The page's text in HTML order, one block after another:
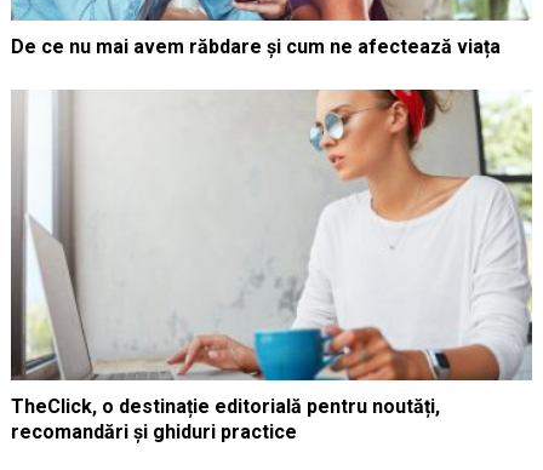
De ce nu mai avem răbdare și cum ne afectează viața
TheClick, o destinație editorială pentru noutăți,
recomandări și ghiduri practice